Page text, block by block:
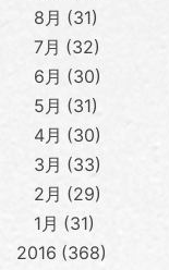
8月
31
7月
32
6月
30
5月
31
4月
30
3月
33
2月
29
1月
31
2016 368